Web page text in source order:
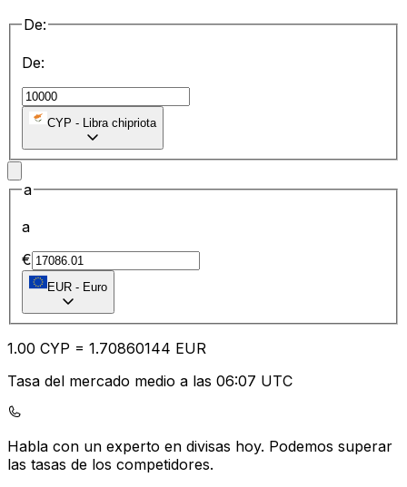
De:
De:
CYP - Libra chipriota
a
a
€
EUR - Euro
1.00 CYP = 1.70860144 EUR
Tasa del mercado medio a las 06:07 UTC
Habla con un experto en divisas hoy. Podemos superar
las tasas de los competidores.